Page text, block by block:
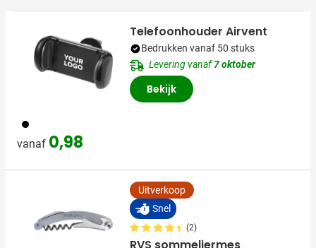
001
vanaf 0,98
Telefoonhouder Airvent
Bedrukken vanaf 50 stuks
Levering vanaf7 oktober
Bekijk
Uitverkoop
Snel
(2)